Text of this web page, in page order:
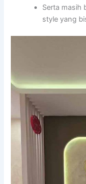
Serta masih
style yang